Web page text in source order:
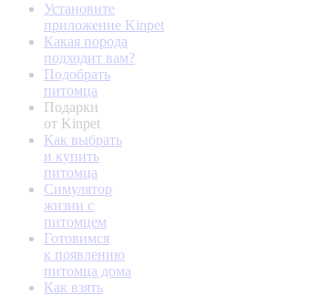
Установите
приложение Kinpet
Какая порода
подходит вам?
Подобрать
питомца
Подарки
от Kinpet
Как выбрать
и купить
питомца
Симулятор
жизни с
питомцем
Готовимся
к появлению
питомца дома
Как взять